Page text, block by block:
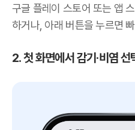
구글 플레이 스토어 또는 앱
하거나, 아래 버튼을 누르면
2. 첫 화면에서 감기·비염 선